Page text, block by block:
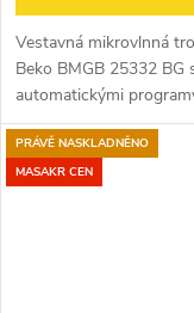
Vestavná mikrovlnná
Beko BMGB 25332 BG
automatickými
vařením ve více krocích
elektronickým ovládáním.
PRÁVĚ NASKLADNĚNO
MASAKR CEN